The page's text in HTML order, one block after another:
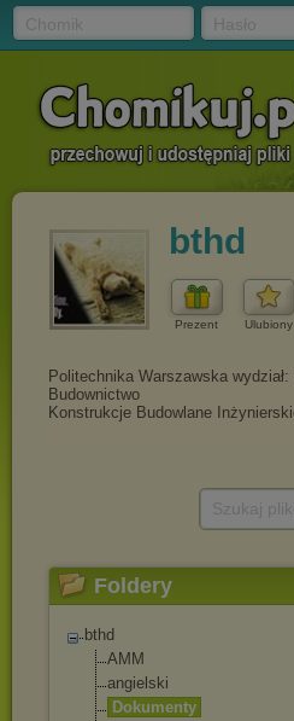
bthd
Prezent Ulubiony
Foldery
bthd
AMM
angielski
Dokumenty